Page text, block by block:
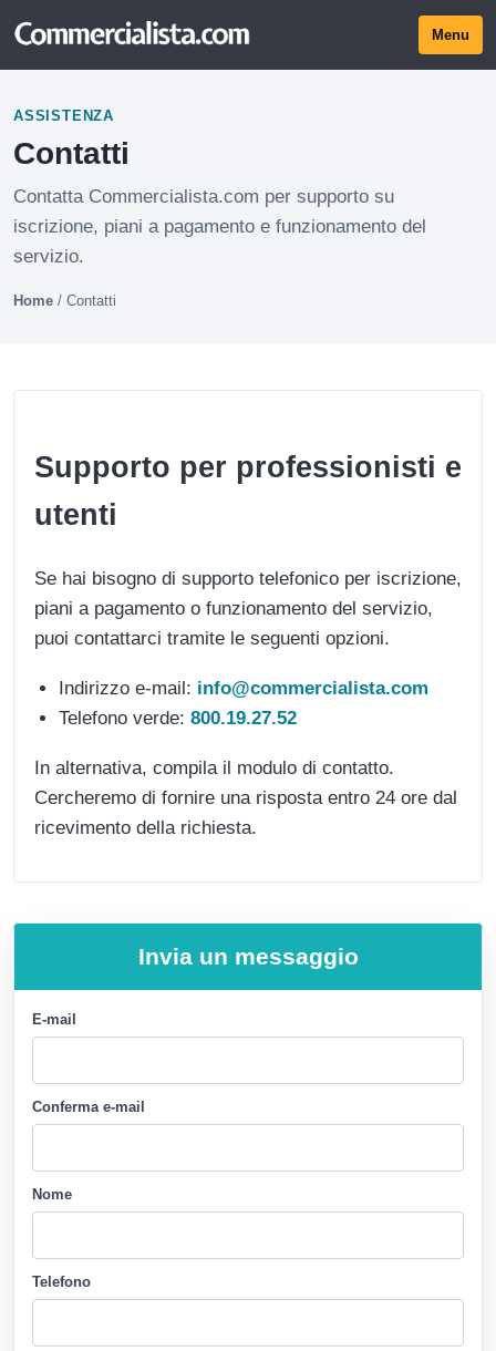
Menu
ASSISTENZA
Contatti
Contatta Commercialista.com per supporto su
iscrizione, piani a pagamento e funzionamento del
servizio.
Home / Contatti
Supporto per professionisti e
utenti
Se hai bisogno di supporto telefonico per iscrizione,
piani a pagamento o funzionamento del servizio,
puoi contattarci tramite le seguenti opzioni.
Indirizzo e-mail: info@commercialista.com
Telefono verde: 800.19.27.52
In alternativa, compila il modulo di contatto.
Cercheremo di fornire una risposta entro 24 ore dal
ricevimento della richiesta.
Invia un messaggio
E-mail
Conferma e-mail
Nome
Telefono